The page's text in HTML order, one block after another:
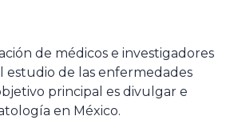
de médicos e investigadores
estudio de las enfermedades
principal es divulgar e
en México.